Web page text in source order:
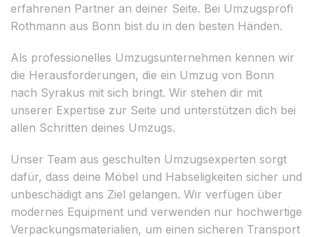
erfahrenen Partner an deiner Seite. Bei Umzugsprofi
Rothmann aus Bonn bist du in den besten Händen.
Als professionelles Umzugsunternehmen kennen wir
die Herausforderungen, die ein Umzug von Bonn
nach Syrakus mit sich bringt. Wir stehen dir mit
unserer Expertise zur Seite und unterstützen dich bei
allen Schritten deines Umzugs.
Unser Team aus geschulten Umzugsexperten sorgt
dafür, dass deine Möbel und Habseligkeiten sicher und
unbeschädigt ans Ziel gelangen. Wir verfügen über
modernes Equipment und verwenden nur hochwertige
Verpackungsmaterialien, um einen sicheren Transport